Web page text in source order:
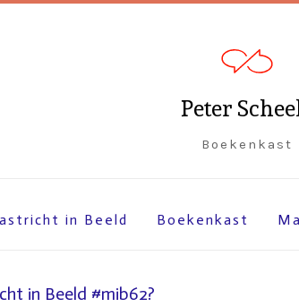
Peter
Boekenkast
in Beeld Boekenkast
in Beeld #mib62?